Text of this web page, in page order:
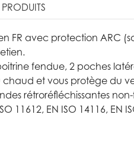
FR avec protection ARC
fendue, 2 poches
chaud et vous protège du
rétroréfléchissantes
11612, EN ISO 14116, EN